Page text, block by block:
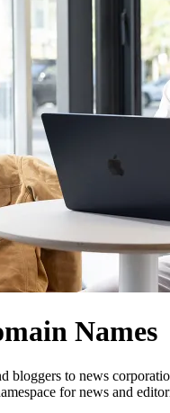
Names
bloggers to news
for news and